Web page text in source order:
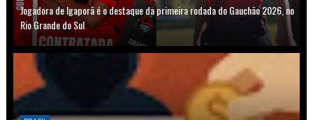
Jogadora de Igaporã é o destaque da primeira rodada do Gauchão 2026, no
Rio Grande do Sul